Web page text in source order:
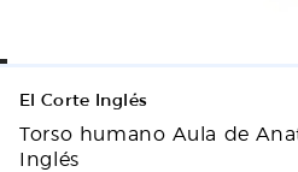
El Corte Inglés
Torso humano Aula de
Inglés